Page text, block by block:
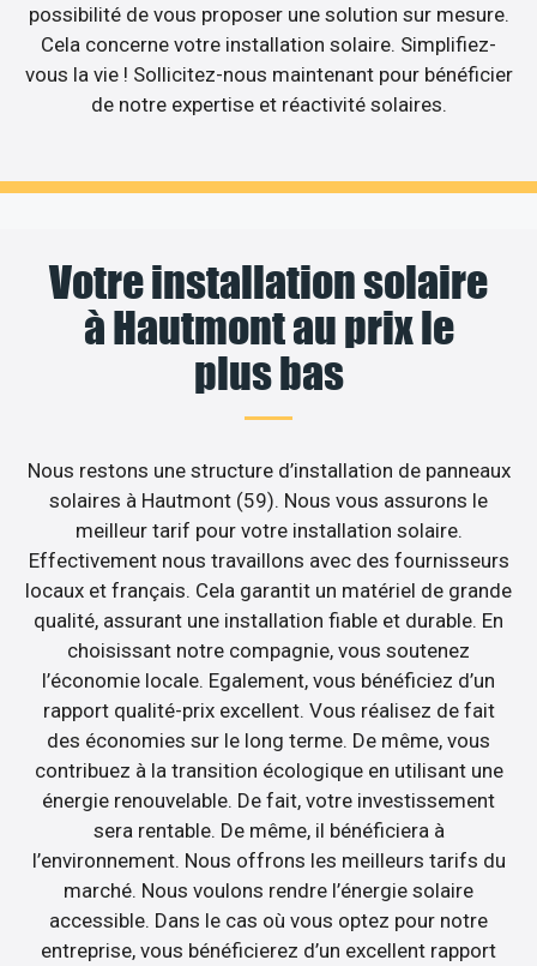
possibilité de vous proposer une solution sur mesure.
Cela concerne votre installation solaire. Simplifiez-
vous la vie ! Sollicitez-nous maintenant pour bénéficier
de notre expertise et réactivité solaires.
Votre installation solaire
à Hautmont au prix le
plus bas
Nous restons une structure d’installation de panneaux
solaires à Hautmont (59). Nous vous assurons le
meilleur tarif pour votre installation solaire.
Effectivement nous travaillons avec des fournisseurs
locaux et français. Cela garantit un matériel de grande
qualité, assurant une installation fiable et durable. En
choisissant notre compagnie, vous soutenez
l’économie locale. Egalement, vous bénéficiez d’un
rapport qualité-prix excellent. Vous réalisez de fait
des économies sur le long terme. De même, vous
contribuez à la transition écologique en utilisant une
énergie renouvelable. De fait, votre investissement
sera rentable. De même, il bénéficiera à
l’environnement. Nous offrons les meilleurs tarifs du
marché. Nous voulons rendre l’énergie solaire
accessible. Dans le cas où vous optez pour notre
entreprise, vous bénéficierez d’un excellent rapport